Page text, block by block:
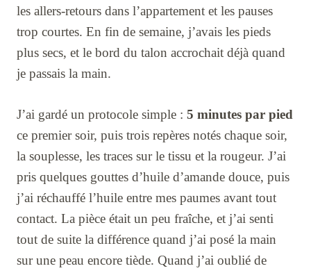
les allers-retours dans l’appartement et les pauses
trop courtes. En fin de semaine, j’avais les pieds
plus secs, et le bord du talon accrochait déjà quand
je passais la main.
J’ai gardé un protocole simple : 5 minutes par pied
ce premier soir, puis trois repères notés chaque soir,
la souplesse, les traces sur le tissu et la rougeur. J’ai
pris quelques gouttes d’huile d’amande douce, puis
j’ai réchauffé l’huile entre mes paumes avant tout
contact. La pièce était un peu fraîche, et j’ai senti
tout de suite la différence quand j’ai posé la main
sur une peau encore tiède. Quand j’ai oublié de